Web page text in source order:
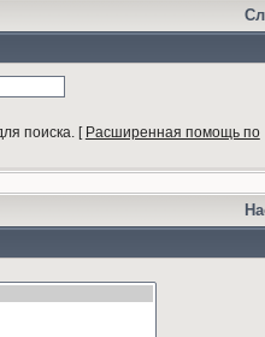
поиска.[ Расширенная помощь по